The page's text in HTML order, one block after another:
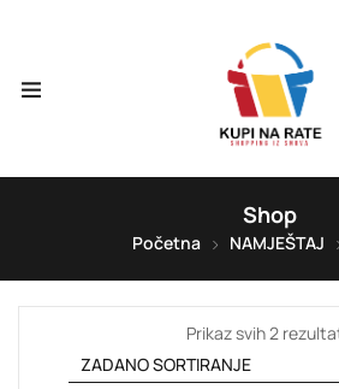
Shop
Početna NAMJEŠTAJ
Prikaz svih 2